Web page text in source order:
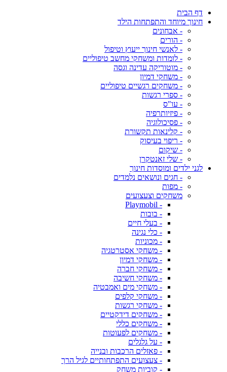
דף הבית
חינוך מיוחד והתפתחות הילד
- אבחונים
- הורים
- לאנשי חינוך ייעוץ וטיפול
- לומדות ומשחקי מחשב טיפוליים
- מוטוריקה עדינה וגסה
- משחקי דמיון
- משחקים רגשיים טיפוליים
- ספרי רגשות
- עו"ס
- פיזיותרפיה
- פסיכולוגיה
- קלינאות תקשורת
- ריפוי בעיסוק
- שיקום
- שלי זאנטקרן
לגני ילדים ומוסדות חינוך
- חגים ונושאים נלמדים
- מפות
משחקים וצעצועים
- Playmobil
- בובות
- בעלי חיים
- כלי נגינה
- מכוניות
- משחקי אסטרטגיה
- משחקי דמיון
- משחקי חברה
- משחקי חשיבה
- משחקי מים ואמבטיה
- משחקי קלפים
- משחקי רגשות
- משחקים דידקטיים
- משחקים כללי
- משחקים לפעוטות
- על גלגלים
- פאזלים הרכבות ובנייה
- צעצועים התפתחותיים לגיל הרך
- קוביות משחק